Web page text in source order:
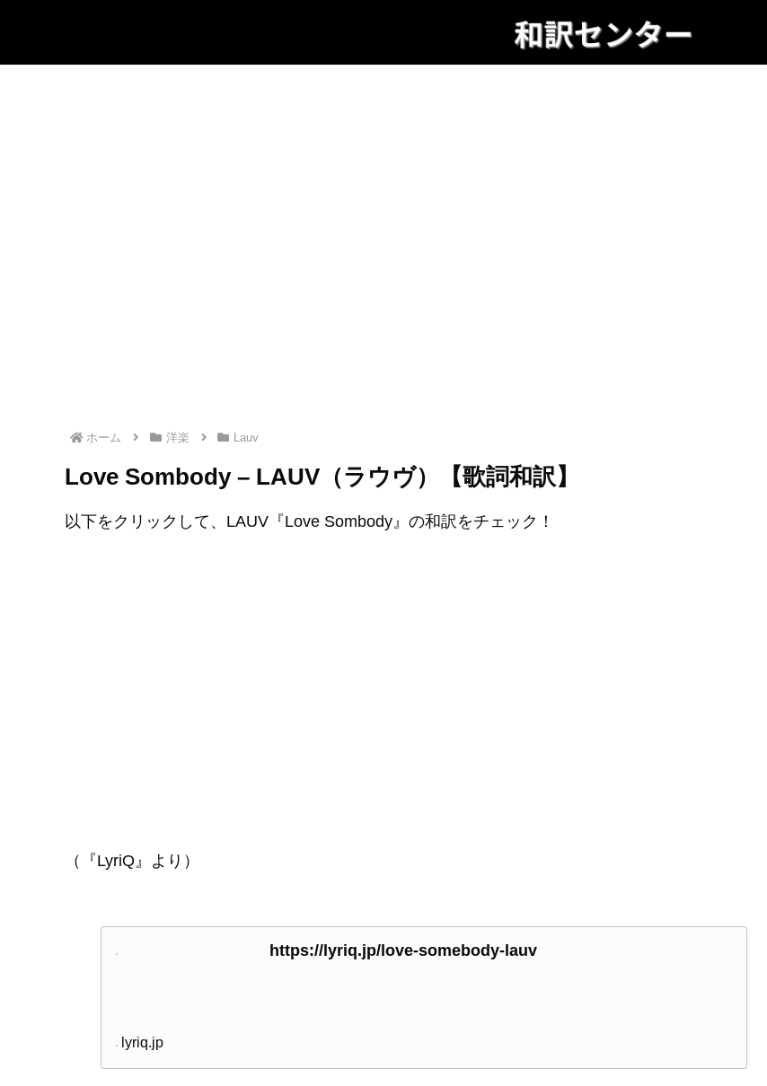
ホーム 洋楽 Lauv
Love Sombody – LAUV（ラウヴ）【歌詞和訳】
以下をクリックして、LAUV『Love Sombody』の和訳をチェック！
（『LyriQ』より）
https://lyriq.jp/love-somebody-lauv
lyriq.jp